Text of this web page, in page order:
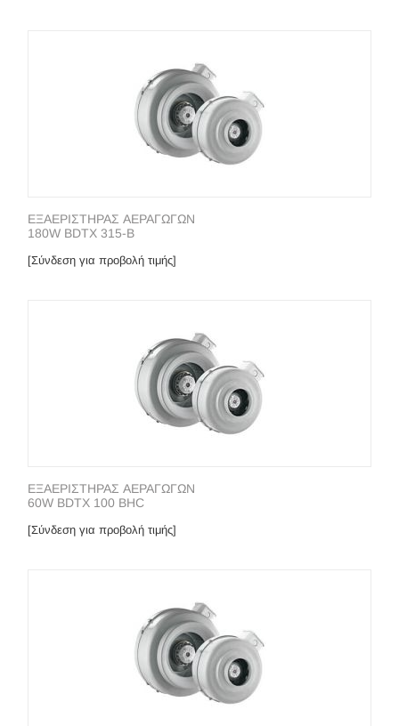
ΕΞΑΕΡΙΣΤΗΡΑΣ ΑΕΡΑΓΩΓΩΝ
180W ΒDΤΧ 315-Β
[Σύνδεση για προβολή τιμής]
ΕΞΑΕΡΙΣΤΗΡΑΣ ΑΕΡΑΓΩΓΩΝ
60W BDTX 100 BHC
[Σύνδεση για προβολή τιμής]